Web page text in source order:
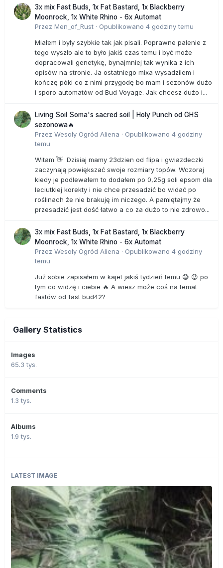
3x mix Fast Buds, 1x Fat Bastard, 1x Blackberry
Moonrock, 1x White Rhino - 6x Automat
Przez Men_of_Rust · Opublikowano 4 godziny temu
Miałem i były szybkie tak jak pisali. Poprawne palenie z
tego wyszło ale to było jakiś czas temu i być może
dopracowali genetykę, bynajmniej tak wynika z ich
opisów na stronie. Ja ostatniego mixa wysadzilem i
kończę póki co z nimi przygodę bo mam i sezonów dużo
i sporo automatów od Bud Voyage. Jak chcesz dużo i...
Living Soil Soma's sacred soil | Holy Punch od GHS
sezonowa🔥
Przez Wesoły Ogród Aliena · Opublikowano 4 godziny
temu
Witam 👋 Dzisiaj mamy 23dzien od flipa i gwiazdeczki
zaczynają powiększać swoje rozmiary topów. Wczoraj
kiedy je podlewałem to dodałem po 0,25g soli epsom dla
leciutkiej korekty i nie chce przesadzić bo widać po
roślinach że nie brakuję im niczego. A pamiętajmy że
przesadzić jest dość łatwo a co za dużo to nie zdrowo...
3x mix Fast Buds, 1x Fat Bastard, 1x Blackberry
Moonrock, 1x White Rhino - 6x Automat
Przez Wesoły Ogród Aliena · Opublikowano 4 godziny
temu
Już sobie zapisałem w kajet jakiś tydzień temu 😅 😉 po
tym co widzę i ciebie 🔥 A wiesz może coś na temat
fastów od fast bud42?
Gallery Statistics
Images
65.3 tys.
Comments
1.3 tys.
Albums
1.9 tys.
LATEST IMAGE